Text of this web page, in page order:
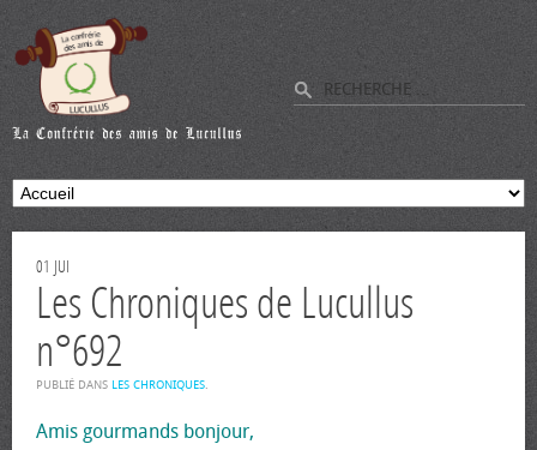
01 JUI
Les Chroniques de Lucullus
n°692
PUBLIÉ DANS LES CHRONIQUES.
Amis gourmands bonjour,